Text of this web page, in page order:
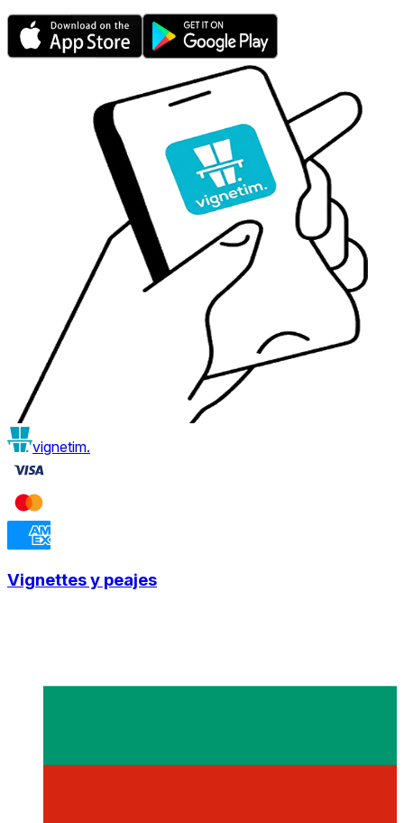
vignetim.
Vignettes y peajes